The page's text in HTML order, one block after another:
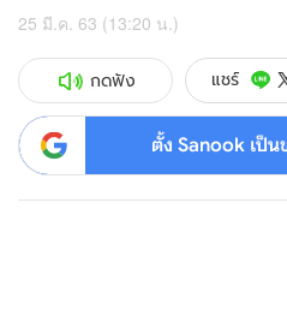
25 มี.ค. 63 (13:20 น.)
กดฟัง แชร์
ตั้ง Sanook เป็น